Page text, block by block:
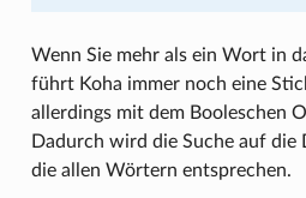
Wenn Sie mehr als ein Wort in
führt Koha immer noch eine
allerdings mit dem Booleschen
Dadurch wird die Suche auf die
die allen Wörtern entsprechen.